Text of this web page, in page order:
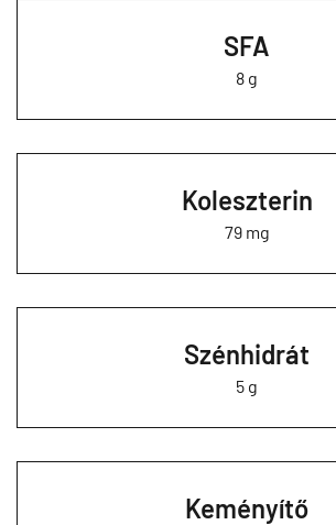
SFA
8 g
Koleszterin
79 mg
Szénhidrát
5 g
Keményítő